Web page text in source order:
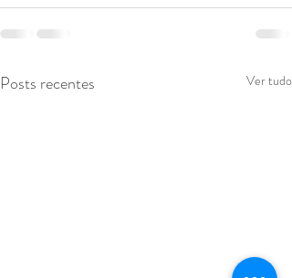
Posts recentes Ver tudo